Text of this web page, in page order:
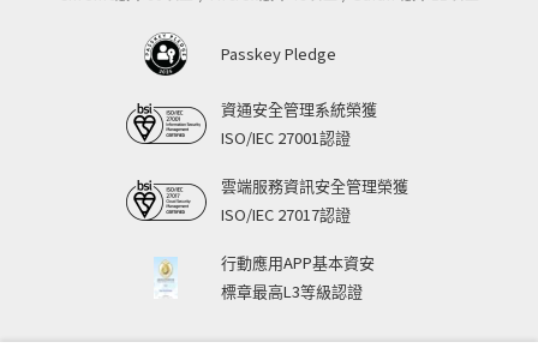
Passkey Pledge
資通安全管理系統榮獲
ISO/IEC 27001認證
雲端服務資訊安全管理榮獲
ISO/IEC 27017認證
行動應用APP基本資安
標章最高L3等級認證